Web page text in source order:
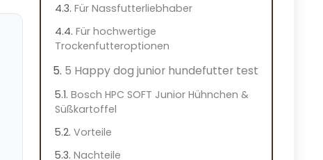
Für Nassfutterliebhaber
Für hochwertige
Trockenfutteroptionen
5 Happy dog junior hundefutter test
Bosch HPC SOFT Junior Hühnchen &
Süßkartoffel
Vorteile
Nachteile